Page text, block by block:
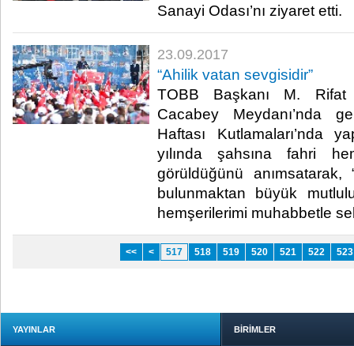
Sanayi Odası’nı ziyaret etti.​
23.09.2017
“Ahilik vatan sevgisidir”
TOBB Başkanı M. Rifat
Cacabey Meydanı’nda
Haftası Kutlamaları’nda
yılında şahsına fahri
görüldüğünü anımsatarak,
bulunmaktan büyük
hemşerilerimi muhabbetle
<< < 517 518 519 520 521 522 523
YAYINLAR BİRİMLER